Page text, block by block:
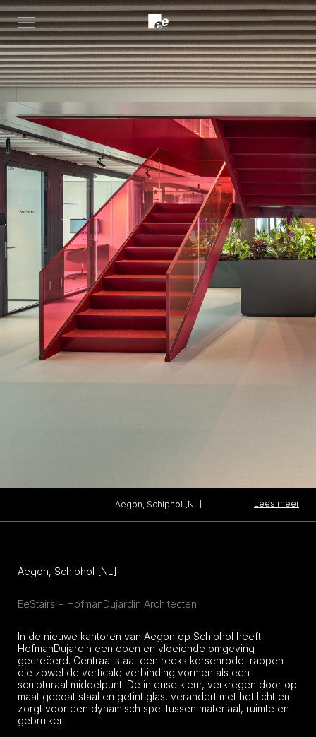
Open
menu
Aegon, Schiphol [NL] Lees meer
Aegon, Schiphol [NL]
EeStairs + HofmanDujardin Architecten
In de nieuwe kantoren van Aegon op Schiphol heeft
HofmanDujardin een open en vloeiende omgeving
gecreëerd. Centraal staat een reeks kersenrode trappen
die zowel de verticale verbinding vormen als een
sculpturaal middelpunt. De intense kleur, verkregen door op
maat gecoat staal en getint glas, verandert met het licht en
zorgt voor een dynamisch spel tussen materiaal, ruimte en
gebruiker.